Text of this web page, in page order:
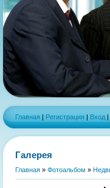
Главная | Регистрация | Вход |
Галерея
Главная » Фотоальбом »